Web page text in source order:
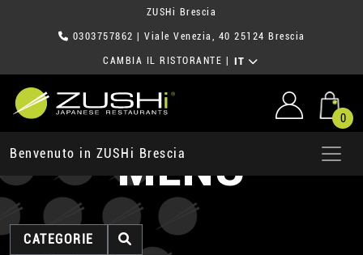
ZUSHi Brescia
0303757862 | Viale Venezia, 40 25124 Brescia
CAMBIA IL RISTORANTE IT
0
Benvenuto in ZUSHi Brescia
MENU
CATEGORIE